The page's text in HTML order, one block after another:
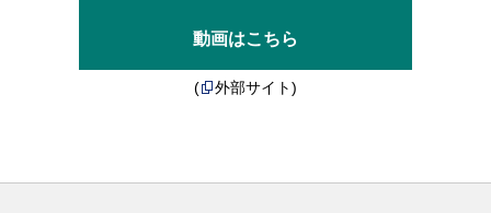
動画はこちら
( 外部サイト)